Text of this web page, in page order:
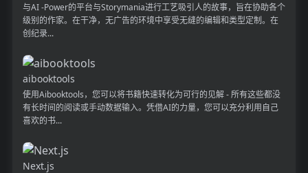
与AI -Power的平台与Storymania进行工艺吸引人的故事，旨在协助各个
级别的作家。在干净，无广告的环境中享受无缝的编辑和类型定制。在
创纪录...
aibooktools
使用Aibooktools，您可以将书籍快速转化为可行的见解 - 所有这些都没
有长时间的阅读或手动数据输入。凭借AI的力量，您可以充分利用自己
喜欢的书...
Next.js